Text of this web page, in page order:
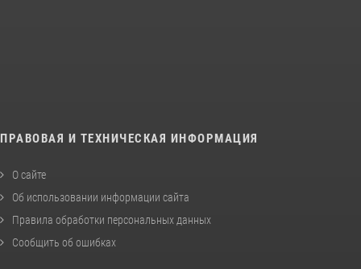
ПРАВОВАЯ И ТЕХНИЧЕСКАЯ ИНФОРМАЦИЯ
О сайте
Об использовании информации сайта
Правила обработки персональных данных
Сообщить об ошибках